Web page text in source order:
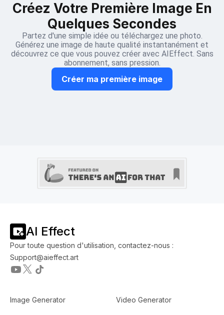
Créez Votre Première Image En
Quelques Secondes
Partez d'une simple idée ou téléchargez une photo.
Générez une image de haute qualité instantanément et
découvrez ce que vous pouvez créer avec AIEffect. Sans
abonnement, sans pression.
Créer ma première image
AI Effect
Pour toute question d'utilisation, contactez-nous :
Support@aieffect.art
Image Generator Video Generator